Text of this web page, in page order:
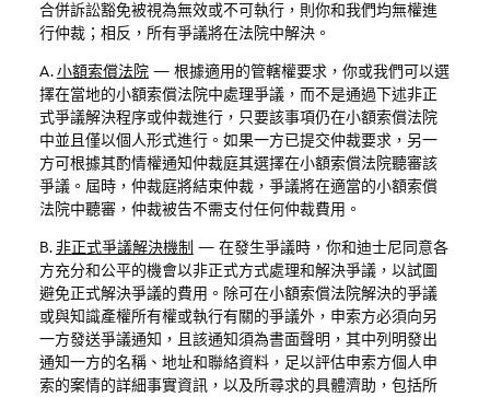
合併訴訟豁免被視為無效或不可執行，則你和我們均無權進
行仲裁；相反，所有爭議將在法院中解決。
A.小額索償法院 — 根據適用的管轄權要求，你或我們可以選
擇在當地的小額索償法院中處理爭議，而不是通過下述非正
式爭議解決程序或仲裁進行，只要該事項仍在小額索償法院
中並且僅以個人形式進行。如果一方已提交仲裁要求，另一
方可根據其酌情權通知仲裁庭其選擇在小額索償法院聽審該
爭議。屆時，仲裁庭將結束仲裁，爭議將在適當的小額索償
法院中聽審，仲裁被告不需支付任何仲裁費用。
B.非正式爭議解決機制 — 在發生爭議時，你和迪士尼同意各
方充分和公平的機會以非正式方式處理和解決爭議，以試圖
避免正式解決爭議的費用。除可在小額索償法院解決的爭議
或與知識產權所有權或執行有關的爭議外，申索方必須向另
一方發送爭議通知，且該通知須為書面聲明，其中列明發出
通知一方的名稱、地址和聯絡資料，足以評估申索方個人申
索的案情的詳細事實資訊，以及所尋求的具體濟助，包括所